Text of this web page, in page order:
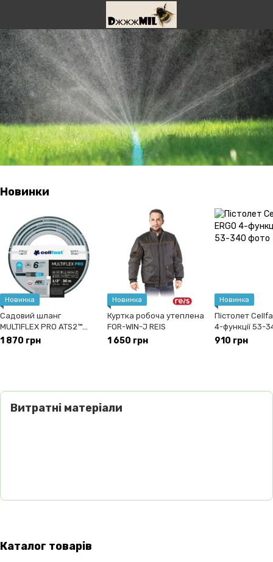
Новинки
Новинка
Садовий шланг
MULTIFLEX PRO ATS2™
1/2" 30 м 13-801
1 870 грн
Новинка
Куртка робоча утеплена
FOR-WIN-J REIS
1 650 грн
Новинка
Пістолет
4-функції
910 грн
Витратні матеріали
Каталог товарів